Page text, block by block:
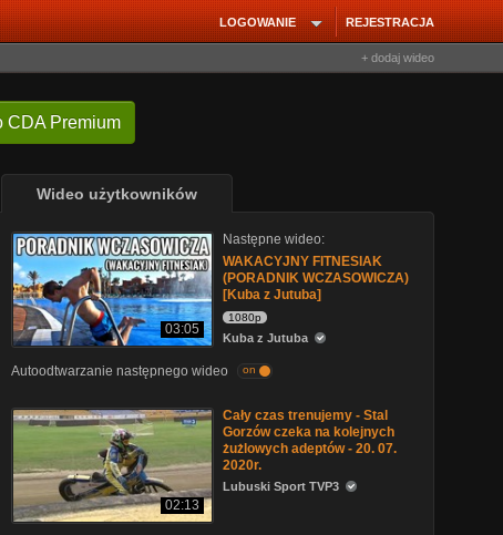
REJESTRACJA
LOGOWANIE
+ dodaj wideo
CDA Premium
Wideo użytkowników
03:05
Następne wideo:
WAKACYJNY FITNESIAK
(PORADNIK WCZASOWICZA)
[Kuba z Jutuba]
1080p
Kuba z Jutuba
Autoodtwarzanie następnego wideo on
02:13
Cały czas trenujemy - Stal
Gorzów czeka na kolejnych
żużlowych adeptów - 20. 07.
2020r.
Lubuski Sport TVP3